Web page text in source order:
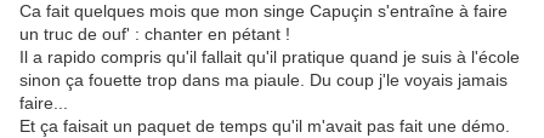
Ca fait quelques mois que mon singe Capuçin s'entraîne à faire
un truc de ouf' : chanter en pétant !
Il a rapido compris qu'il fallait qu'il pratique quand je suis à l'école
sinon ça fouette trop dans ma piaule. Du coup j'le voyais jamais
faire...
Et ça faisait un paquet de temps qu'il m'avait pas fait une démo.